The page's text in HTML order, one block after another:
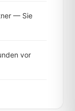
— Sie
vor